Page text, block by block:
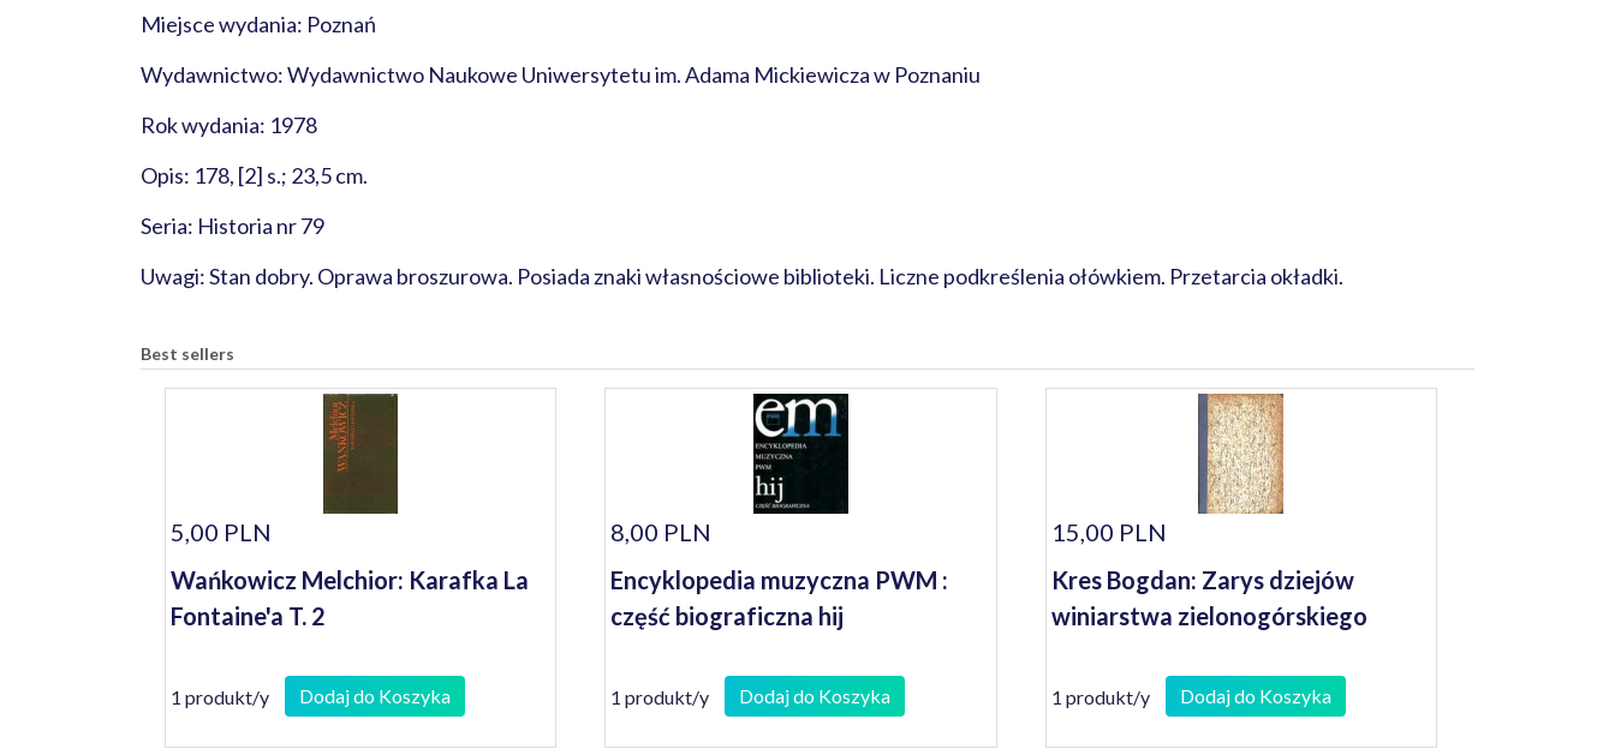
Miejsce wydania: Poznań
Wydawnictwo: Wydawnictwo Naukowe Uniwersytetu im. Adama Mickiewicza w Poznaniu
Rok wydania: 1978
Opis: 178, [2] s.; 23,5 cm.
Seria: Historia nr 79
Uwagi: Stan dobry. Oprawa broszurowa. Posiada znaki własnościowe biblioteki. Liczne podkreślenia ołówkiem. Przetarcia okładki.
Best sellers
5,00 PLN
Wańkowicz Melchior: Karafka La
Fontaine'a T. 2
1 produkt/y Dodaj do Koszyka
8,00 PLN
Encyklopedia muzyczna PWM :
część biograficzna hij
1 produkt/y Dodaj do Koszyka
15,00 PLN
Kres Bogdan: Zarys dziejów
winiarstwa zielonogórskiego
1 produkt/y Dodaj do Koszyka